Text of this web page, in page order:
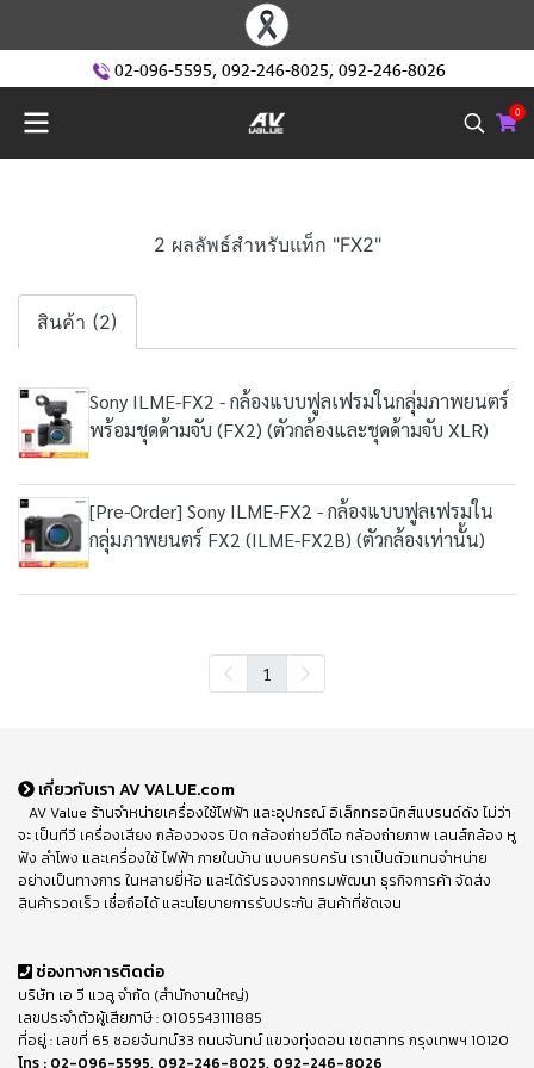
02-096-5595, 092-246-8025, 092-246-8026
0
2 ผลลัพธ์สำหรับแท็ก "FX2"
สินค้า (2)
Sony ILME-FX2 - กล้องแบบฟูลเฟรมในกลุ่มภาพยนตร์
พร้อมชุดด้ามจับ (FX2) (ตัวกล้องและชุดด้ามจับ XLR)
[Pre-Order] Sony ILME-FX2 - กล้องแบบฟูลเฟรมใน
กลุ่มภาพยนตร์ FX2 (ILME-FX2B) (ตัวกล้องเท่านั้น)
1
เกี่ยวกับเรา AV VALUE.com
AV Value ร้านจำหน่ายเครื่องใช้ไฟฟ้า และอุปกรณ์ อิเล็กทรอนิกส์แบรนด์ดัง ไม่ว่า
จะ เป็นทีวี เครื่องเสียง กล้องวงจร ปิด กล้องถ่ายวีดีโอ กล้องถ่ายภาพ เลนส์กล้อง หู
ฟัง ลำโพง และเครื่องใช้ ไฟฟ้า ภายในบ้าน แบบครบครัน เราเป็นตัวแทนจำหน่าย
อย่างเป็นทางการ ในหลายยี่ห้อ และได้รับรองจากกรมพัฒนา ธุรกิจการค้า จัดส่ง
สินค้ารวดเร็ว เชื่อถือได้ และนโยบายการรับประกัน สินค้าที่ชัดเจน
ช่องทางการติดต่อ
บริษัท เอ วี แวลู จำกัด (สำนักงานใหญ่)
เลขประจำตัวผู้เสียภาษี : 0105543111885
ที่อยู่ : เลขที่ 65 ซอยจันทน์33 ถนนจันทน์ แขวงทุ่งดอน เขตสาทร กรุงเทพฯ 10120
โทร : 02-096-5595, 092-246-8025, 092-246-8026